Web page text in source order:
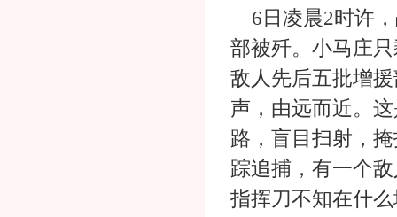
6日凌晨2时许，
部被歼。小马庄
敌人先后五批增
声，由远而近。
路，盲目扫射，
踪追捕，有一个
指挥刀不知在什